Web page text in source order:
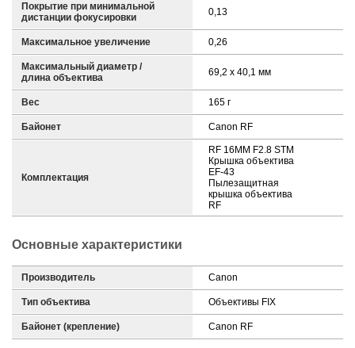
Покрытие при минимальной
дистанции фокусировки
0,13
Максимальное увеличение 0,26
Максимальный диаметр /
длина объектива
69,2 x 40,1 мм
Вес 165 г
Байонет Canon RF
Комплектация
RF 16MM F2.8 STM
Крышка объектива
EF-43
Пылезащитная
крышка объектива
RF
Основные характеристики
Производитель Canon
Тип объектива Объективы FIX
Байонет (крепление) Canon RF